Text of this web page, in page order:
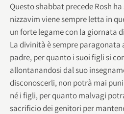
Questo shabbat precede Rosh
nizzavim viene sempre letta in
un forte legame con la giornata
La divinità è sempre paragonata
padre, per quanto i suoi figli si
allontanandosi dal suo
disconoscerli, non potrà mai
né i figli, per quanto malvagi
sacrificio dei genitori per